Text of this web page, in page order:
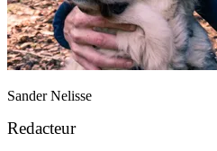
Sander Nelisse
Redacteur